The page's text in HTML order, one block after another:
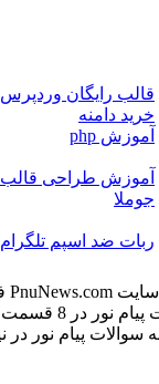
قالب رایگان وردپرس
خرید دامنه
آموزش php
آموزش طراحی قالب
جوملا
ربات ضد اسپم تلگرام